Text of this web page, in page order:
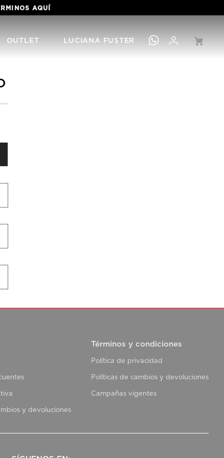
AQUÍ
OUTLET LUCIANA FUSTER
y devoluciones
Términos y condiciones
Política de privacidad
Políticas de cambios y devoluciones
Campañas vigentes